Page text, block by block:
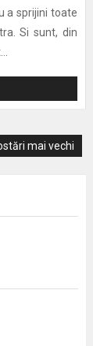
a sprijini toate
Si sunt, din
mai vechi